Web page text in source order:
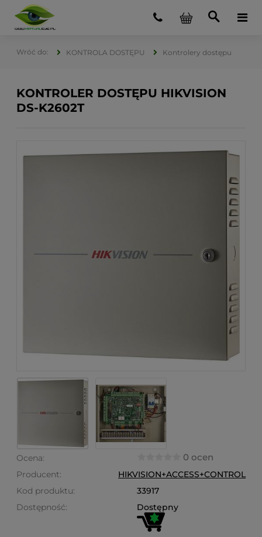
KONTROLA DOSTĘPU Kontrolery dostępu
KONTROLER DOSTĘPU HIKVISION
DS-K2602T
Ocena: 0 ocen
Producent:
HIKVISION+ACCESS+CONTROL
Kod produktu:
33917
Dostępność:
Dostępny